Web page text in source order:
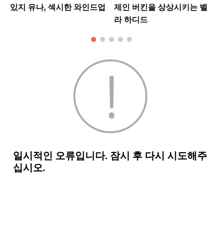
있지 유나, 섹시한 와인드업
제인 버킨을 상상시키는 벨
라 하디드